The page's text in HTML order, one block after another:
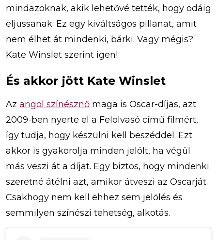
mindazoknak, akik lehetővé tették, hogy odáig
eljussanak. Ez egy kiváltságos pillanat, amit
nem élhet át mindenki, bárki. Vagy mégis?
Kate Winslet szerint igen!
És akkor jött Kate Winslet
Az angol színésznő maga is Oscar-díjas, azt
2009-ben nyerte el a Felolvasó című filmért,
így tudja, hogy készülni kell beszéddel. Ezt
akkor is gyakorolja minden jelölt, ha végül
más veszi át a díjat. Egy biztos, hogy mindenki
szeretné átélni azt, amikor átveszi az Oscarját.
Csakhogy nem kell ehhez sem jelölés és
semmilyen színészi tehetség, alkotás.